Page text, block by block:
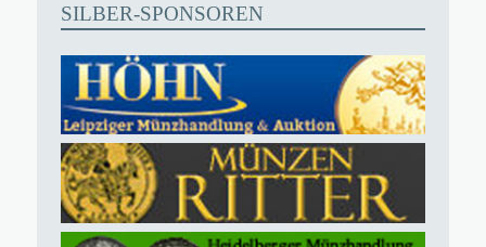
SILBER-SPONSOREN